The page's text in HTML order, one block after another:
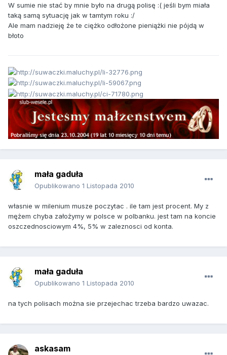
W sumie nie stać by mnie było na drugą polisę :( jeśli bym miała
taką samą sytuację jak w tamtym roku :/
Ale mam nadzieję że te ciężko odłożone pieniążki nie pójdą w
błoto
mała gaduła
Opublikowano 1 Listopada 2010
własnie w milenium musze poczytac . ile tam jest procent. My z
mężem chyba założymy w polsce w polbanku. jest tam na koncie
oszczednosciowym 4%, 5% w zaleznosci od konta.
mała gaduła
Opublikowano 1 Listopada 2010
na tych polisach można sie przejechac trzeba bardzo uwazac.
askasam